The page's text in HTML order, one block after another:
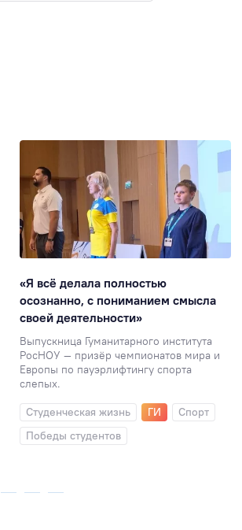
«Я всё делала полностью
осознанно, с пониманием смысла
своей деятельности»
Выпускница Гуманитарного института
РосНОУ — призёр чемпионатов мира и
Европы по пауэрлифтингу спорта
слепых.
Студенческая жизнь
ГИ
Спорт
Победы студентов